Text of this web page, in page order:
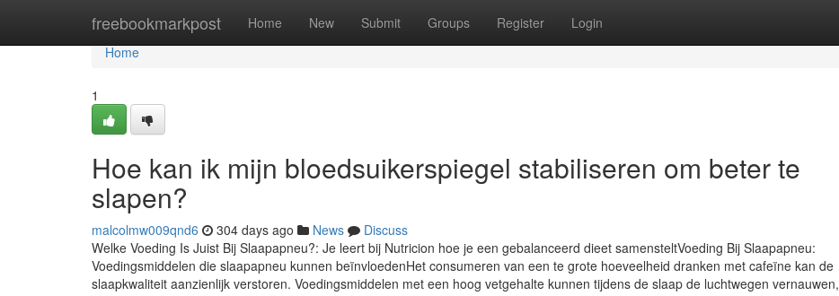
freebookmarkpost Home New Submit Groups Register Login
Home
Home
1
Hoe kan ik mijn bloedsuikerspiegel stabiliseren om beter te
slapen?
malcolmw009qnd6 304 days ago News
Discuss
Welke Voeding Is Juist Bij Slaapapneu?: Je leert bij Nutricion hoe je een gebalanceerd dieet samensteltVoeding Bij Slaapapneu:
Voedingsmiddelen die slaapapneu kunnen beïnvloedenHet consumeren van een te grote hoeveelheid dranken met cafeïne kan de
slaapkwaliteit aanzienlijk verstoren. Voedingsmiddelen met een hoog vetgehalte kunnen tijdens de slaap de luchtwegen vernauwen,